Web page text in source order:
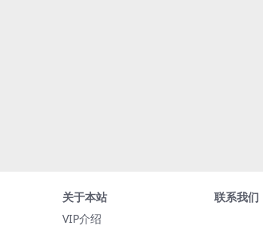
关于本站
VIP介绍
联系我们